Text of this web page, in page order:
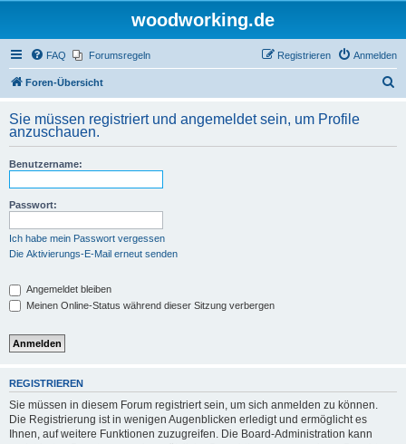
woodworking.de
FAQ Forumsregeln Anmelden
Registrieren
Foren-Übersicht
h
Sie müssen registriert und angemeldet sein, um Profile
anzuschauen.
Benutzername:
Passwort:
Ich habe mein Passwort vergessen
Die Aktivierungs-E-Mail erneut senden
Angemeldet bleiben
Meinen Online-Status während dieser Sitzung verbergen
REGISTRIEREN
Sie müssen in diesem Forum registriert sein, um sich anmelden zu können.
Die Registrierung ist in wenigen Augenblicken erledigt und ermöglicht es
Ihnen, auf weitere Funktionen zuzugreifen. Die Board-Administration kann